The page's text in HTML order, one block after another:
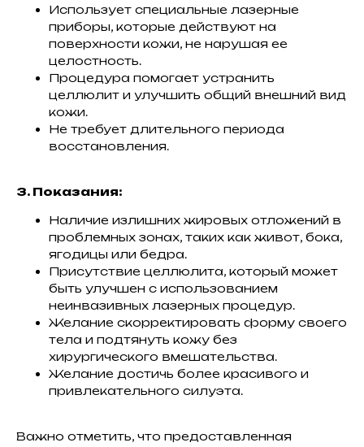
Использует специальные лазерные
приборы, которые действуют на
поверхности кожи, не нарушая ее
целостность.
Процедура помогает устранить
целлюлит и улучшить общий внешний вид
кожи.
Не требует длительного периода
восстановления.
3. Показания:
Наличие излишних жировых отложений в
проблемных зонах, таких как живот, бока,
ягодицы или бедра.
Присутствие целлюлита, который может
быть улучшен с использованием
неинвазивных лазерных процедур.
Желание скорректировать форму своего
тела и подтянуть кожу без
хирургического вмешательства.
Желание достичь более красивого и
привлекательного силуэта.
Важно отметить, что предоставленная